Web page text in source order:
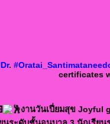
.
certificates
งานวันเปี่ยมสุข Joyful